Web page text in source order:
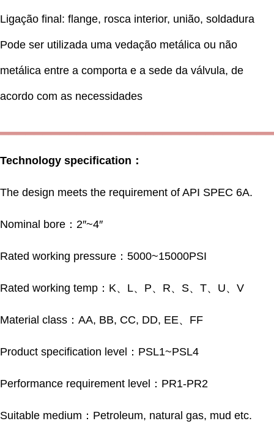
Ligação final: flange, rosca interior, união, soldadura
Pode ser utilizada uma vedação metálica ou não
metálica entre a comporta e a sede da válvula, de
acordo com as necessidades
Technology specification：
The design meets the requirement of API SPEC 6A.
Nominal bore：2″~4″
Rated working pressure：5000~15000PSI
Rated working temp：K、L、P、R、S、T、U、V
Material class：AA, BB, CC, DD, EE、FF
Product specification level：PSL1~PSL4
Performance requirement level：PR1-PR2
Suitable medium：Petroleum, natural gas, mud etc.